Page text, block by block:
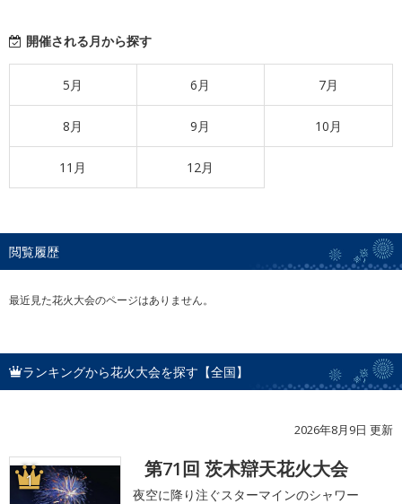
開催される月から探す
5月 6月 7月
8月 9月 10月
11月 12月
閲覧履歴
最近見た花火大会のページはありません。
ランキングから花火大会を探す【全国】
2026年8月9日 更新
1 第71回 茨木辯天花火大会
夜空に降り注ぐスターマインのシャワー